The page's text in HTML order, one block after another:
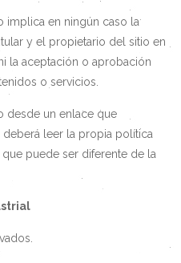
implica en ningún caso la
y el propietario del sitio en
la aceptación o aprobación
o servicios.
desde un enlace que
leer la propia política
puede ser diferente de la